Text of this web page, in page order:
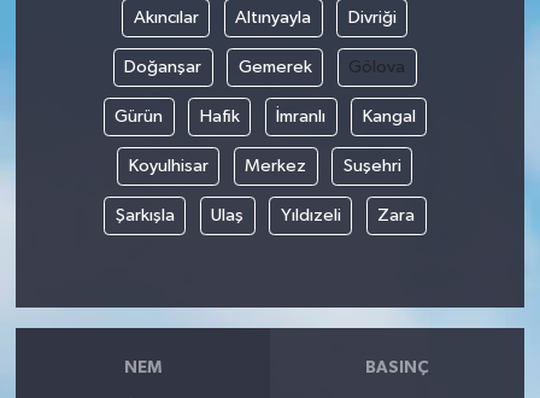
Akıncılar Altınyayla Divriği
Doğanşar Gemerek Gölova
Gürün Hafik İmranlı Kangal
Koyulhisar Merkez Suşehri
Şarkışla Ulaş Yıldızeli Zara
NEM BASINÇ